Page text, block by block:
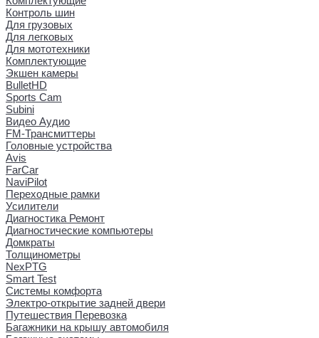
Контроль шин
Для грузовых
Для легковых
Для мототехники
Комплектующие
Экшен камеры
BulletHD
Sports Cam
Subini
Видео Аудио
FM-Трансмиттеры
Головные устройства
Avis
FarCar
NaviPilot
Переходные рамки
Усилители
Диагностика Ремонт
Диагностические компьютеры
Домкраты
Толщинометры
NexPTG
Smart Test
Системы комфорта
Электро-открытие задней двери
Путешествия Перевозка
Багажники на крышу автомобиля